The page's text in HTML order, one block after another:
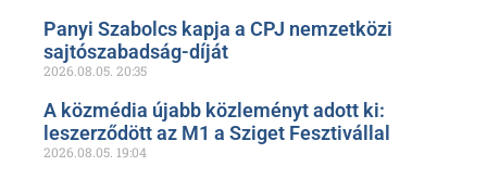
Panyi Szabolcs kapja a CPJ nemzetközi
sajtószabadság-díját
2026.08.05. 20:35
A közmédia újabb közleményt adott ki:
leszerződött az M1 a Sziget Fesztivállal
2026.08.05. 19:04